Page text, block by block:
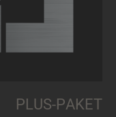
PLUS-PAKET